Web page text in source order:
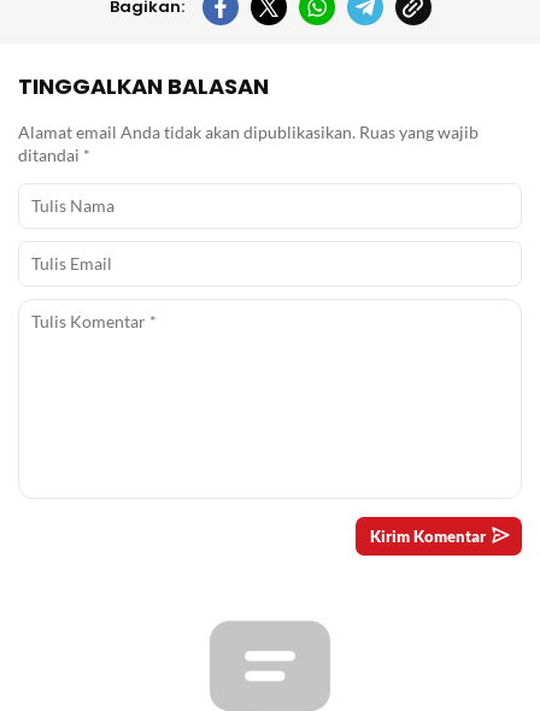
Bagikan:
TINGGALKAN BALASAN
Alamat email Anda tidak akan dipublikasikan. Ruas yang wajib
ditandai *